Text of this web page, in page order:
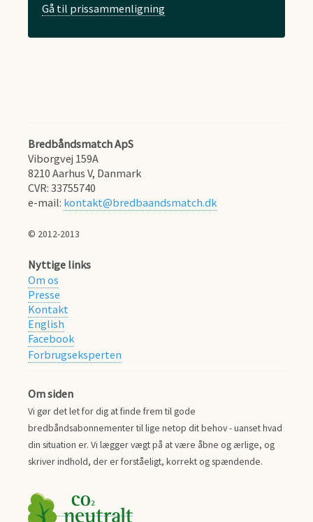
Gå til prissammenligning
Bredbåndsmatch ApS
Viborgvej 159A
8210 Aarhus V, Danmark
CVR: 33755740
e-mail: kontakt@bredbaandsmatch.dk
© 2012-2013
Nyttige links
Om os
Presse
Kontakt
English
Facebook
Forbrugseksperten
Om siden
Vi gør det let for dig at finde frem til gode
bredbåndsabonnementer til lige netop dit behov - uanset hvad
din situation er. Vi lægger vægt på at være åbne og ærlige, og
skriver indhold, der er forståeligt, korrekt og spændende.